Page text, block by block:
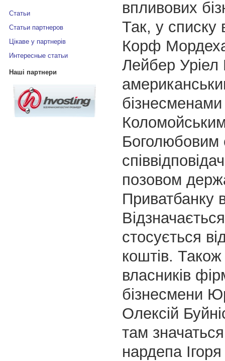
Статьи
Статьи партнеров
Цікаве у партнерів
Интересные статьи
Наші партнери
впливових
Так, у списку
Корф
Лейбер Уріел
бізнесменами
Боголюбовим
позовом
стосується
коштів.
власників
бізнесмени
Олексій
там
нардепа